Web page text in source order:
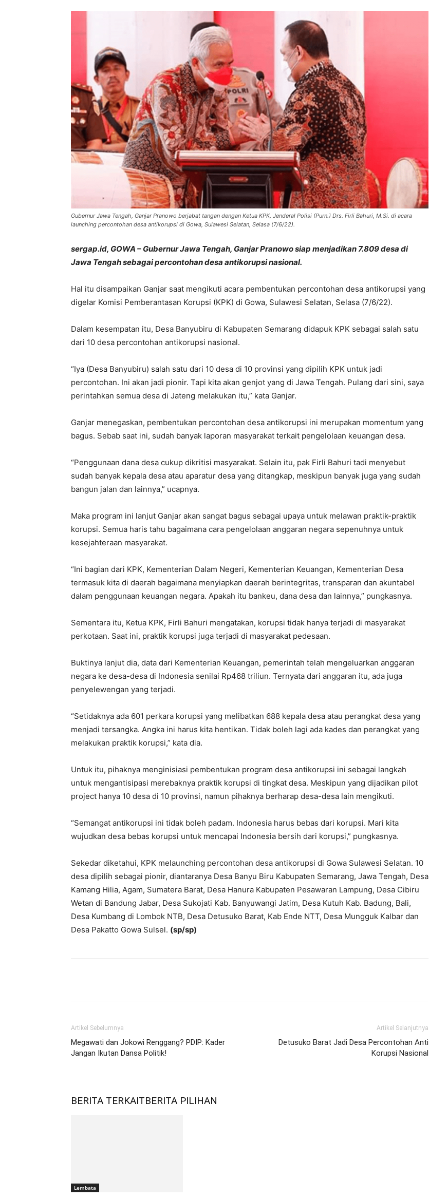
Gubernur Jawa Tengah, Ganjar Pranowo berjabat tangan dengan Ketua KPK, Jenderal Polisi (Purn.) Drs. Firli Bahuri, M.Si. di acara
launching percontohan desa antikorupsi di Gowa, Sulawesi Selatan, Selasa (7/6/22).
sergap.id, GOWA – Gubernur Jawa Tengah, Ganjar Pranowo siap menjadikan 7.809 desa di
Jawa Tengah sebagai percontohan desa antikorupsi nasional.
Hal itu disampaikan Ganjar saat mengikuti acara pembentukan percontohan desa antikorupsi yang
digelar Komisi Pemberantasan Korupsi (KPK) di Gowa, Sulawesi Selatan, Selasa (7/6/22).
Dalam kesempatan itu, Desa Banyubiru di Kabupaten Semarang didapuk KPK sebagai salah satu
dari 10 desa percontohan antikorupsi nasional.
“Iya (Desa Banyubiru) salah satu dari 10 desa di 10 provinsi yang dipilih KPK untuk jadi
percontohan. Ini akan jadi pionir. Tapi kita akan genjot yang di Jawa Tengah. Pulang dari sini, saya
perintahkan semua desa di Jateng melakukan itu,” kata Ganjar.
Ganjar menegaskan, pembentukan percontohan desa antikorupsi ini merupakan momentum yang
bagus. Sebab saat ini, sudah banyak laporan masyarakat terkait pengelolaan keuangan desa.
“Penggunaan dana desa cukup dikritisi masyarakat. Selain itu, pak Firli Bahuri tadi menyebut
sudah banyak kepala desa atau aparatur desa yang ditangkap, meskipun banyak juga yang sudah
bangun jalan dan lainnya,” ucapnya.
Maka program ini lanjut Ganjar akan sangat bagus sebagai upaya untuk melawan praktik-praktik
korupsi. Semua haris tahu bagaimana cara pengelolaan anggaran negara sepenuhnya untuk
kesejahteraan masyarakat.
“Ini bagian dari KPK, Kementerian Dalam Negeri, Kementerian Keuangan, Kementerian Desa
termasuk kita di daerah bagaimana menyiapkan daerah berintegritas, transparan dan akuntabel
dalam penggunaan keuangan negara. Apakah itu bankeu, dana desa dan lainnya,” pungkasnya.
Sementara itu, Ketua KPK, Firli Bahuri mengatakan, korupsi tidak hanya terjadi di masyarakat
perkotaan. Saat ini, praktik korupsi juga terjadi di masyarakat pedesaan.
Buktinya lanjut dia, data dari Kementerian Keuangan, pemerintah telah mengeluarkan anggaran
negara ke desa-desa di Indonesia senilai Rp468 triliun. Ternyata dari anggaran itu, ada juga
penyelewengan yang terjadi.
“Setidaknya ada 601 perkara korupsi yang melibatkan 688 kepala desa atau perangkat desa yang
menjadi tersangka. Angka ini harus kita hentikan. Tidak boleh lagi ada kades dan perangkat yang
melakukan praktik korupsi,” kata dia.
Untuk itu, pihaknya menginisiasi pembentukan program desa antikorupsi ini sebagai langkah
untuk mengantisipasi merebaknya praktik korupsi di tingkat desa. Meskipun yang dijadikan pilot
project hanya 10 desa di 10 provinsi, namun pihaknya berharap desa-desa lain mengikuti.
“Semangat antikorupsi ini tidak boleh padam. Indonesia harus bebas dari korupsi. Mari kita
wujudkan desa bebas korupsi untuk mencapai Indonesia bersih dari korupsi,” pungkasnya.
Sekedar diketahui, KPK melaunching percontohan desa antikorupsi di Gowa Sulawesi Selatan. 10
desa dipilih sebagai pionir, diantaranya Desa Banyu Biru Kabupaten Semarang, Jawa Tengah, Desa
Kamang Hilia, Agam, Sumatera Barat, Desa Hanura Kabupaten Pesawaran Lampung, Desa Cibiru
Wetan di Bandung Jabar, Desa Sukojati Kab. Banyuwangi Jatim, Desa Kutuh Kab. Badung, Bali,
Desa Kumbang di Lombok NTB, Desa Detusuko Barat, Kab Ende NTT, Desa Mungguk Kalbar dan
Desa Pakatto Gowa Sulsel. (sp/sp)
Artikel Sebelumnya
Megawati dan Jokowi Renggang? PDIP: Kader
Jangan Ikutan Dansa Politik!
Artikel Selanjutnya
Detusuko Barat Jadi Desa Percontohan Anti
Korupsi Nasional
BERITA TERKAITBERITA PILIHAN
Lembata